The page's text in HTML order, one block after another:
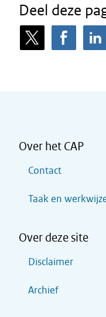
Deel deze
Over het CAP
Contact
Taak en
Over deze site
Disclaimer
Archief